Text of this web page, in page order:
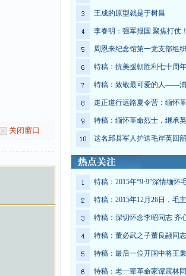
关闭窗口
王成的原型就是于树昌
李春明：强军报国 聚焦打仗！
周恩来纪念馆第一党支部组
特稿：抗美援朝胜利七十周
特稿：致敬最可爱的人——浦
走正道行远路夏令营：缅怀
特稿：缅怀革命烈士，继承
这名邱县军人护送毛岸英回韶
特稿：2015年“9·9”深情缅怀
特稿：2015年12月26日，毛
特稿：深切怀念李昭同志 齐
特稿：董必武之子董良翮同
特稿：最后一位开国中将王
特稿：老一辈革命家谭震林